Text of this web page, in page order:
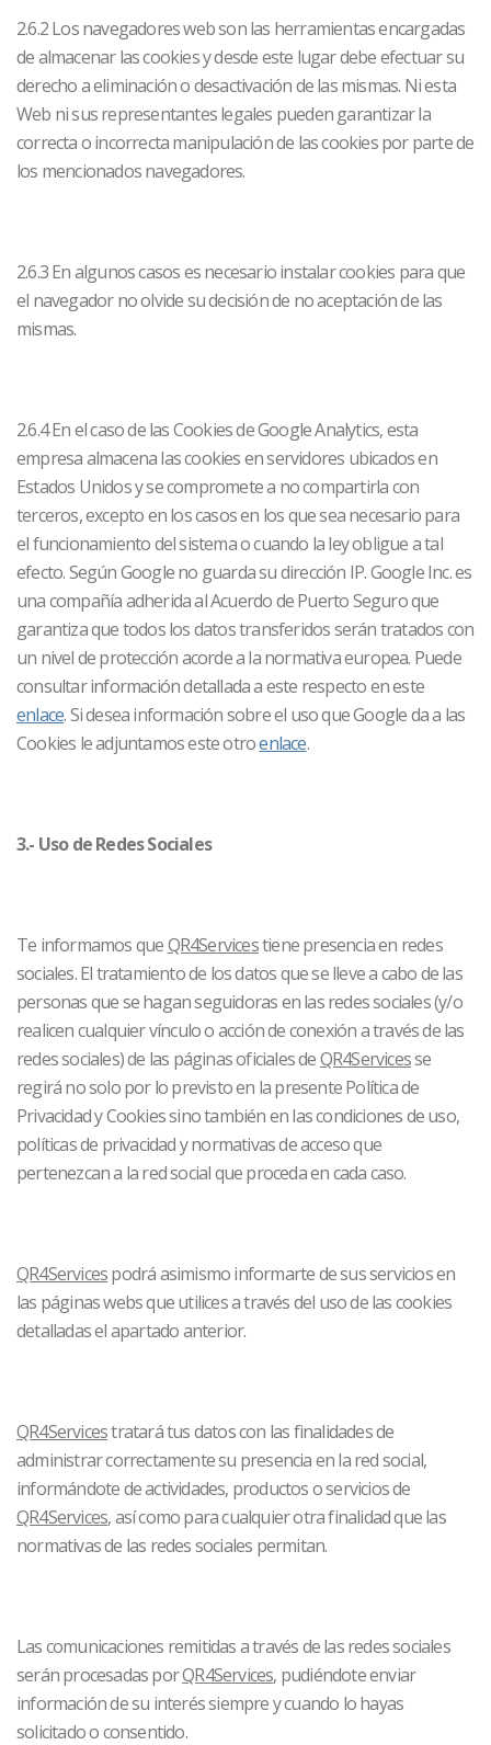
2.6.2 Los navegadores web son las herramientas encargadas
de almacenar las cookies y desde este lugar debe efectuar su
derecho a eliminación o desactivación de las mismas. Ni esta
Web ni sus representantes legales pueden garantizar la
correcta o incorrecta manipulación de las cookies por parte de
los mencionados navegadores.
2.6.3 En algunos casos es necesario instalar cookies para que
el navegador no olvide su decisión de no aceptación de las
mismas.
2.6.4 En el caso de las Cookies de Google Analytics, esta
empresa almacena las cookies en servidores ubicados en
Estados Unidos y se compromete a no compartirla con
terceros, excepto en los casos en los que sea necesario para
el funcionamiento del sistema o cuando la ley obligue a tal
efecto. Según Google no guarda su dirección IP. Google Inc. es
una compañía adherida al Acuerdo de Puerto Seguro que
garantiza que todos los datos transferidos serán tratados con
un nivel de protección acorde a la normativa europea. Puede
consultar información detallada a este respecto en este
enlace. Si desea información sobre el uso que Google da a las
Cookies le adjuntamos este otroenlace.
3.- Uso de Redes Sociales
Te informamos queQR4Servicestiene presencia en redes
sociales. El tratamiento de los datos que se lleve a cabo de las
personas que se hagan seguidoras en las redes sociales (y/o
realicen cualquier vínculo o acción de conexión a través de las
redes sociales) de las páginas oficiales deQR4Servicesse
regirá no solo por lo previsto en la presente Política de
Privacidad y Cookies sino también en las condiciones de uso,
políticas de privacidad y normativas de acceso que
pertenezcan a la red social que proceda en cada caso.
QR4Servicespodrá asimismo informarte de sus servicios en
las páginas webs que utilices a través del uso de las cookies
detalladas el apartado anterior.
QR4Servicestratará tus datos con las finalidades de
administrar correctamente su presencia en la red social,
informándote de actividades, productos o servicios de
QR4Services, así como para cualquier otra finalidad que las
normativas de las redes sociales permitan.
Las comunicaciones remitidas a través de las redes sociales
serán procesadas porQR4Services, pudiéndote enviar
información de su interés siempre y cuando lo hayas
solicitado o consentido.